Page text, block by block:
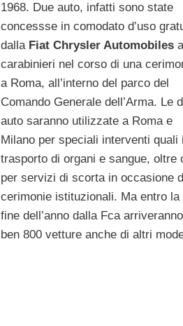
1968. Due auto, infatti sono state
concessse in comodato d’uso
dallaFiat Chrysler Automobiles
carabinieri nel corso di una
a Roma, all’interno del parco del
Comando Generale dell’Arma. Le
auto saranno utilizzate a Roma e
Milano per speciali interventi quali
trasporto di organi e sangue, oltre
per servizi di scorta in occasione
cerimonie istituzionali. Ma entro la
fine dell’anno dalla Fca arriveranno
ben 800 vetture anche di altri